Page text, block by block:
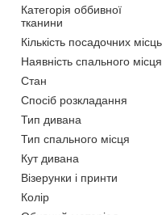
Категорія оббивної
тканини
Кількість посадочних місць
Наявність спального місця
Стан
Спосіб розкладання
Тип дивана
Тип спального місця
Кут дивана
Візерунки і принти
Колір